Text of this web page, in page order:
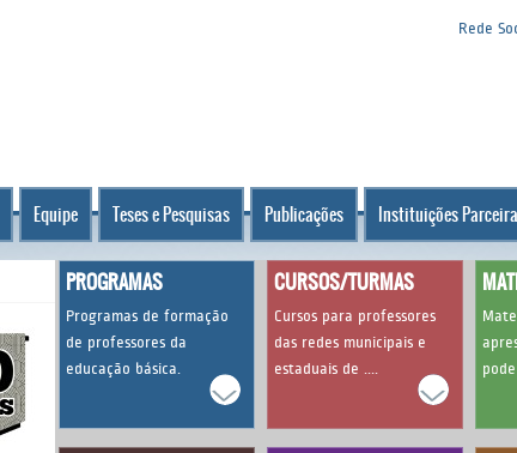
Rede
Equipe Teses e Pesquisas Publicações Instituições
PROGRAMAS
Programas de formação
de professores da
educação básica.
CURSOS/TURMAS
Cursos para professores
das redes municipais e
estaduais de ....